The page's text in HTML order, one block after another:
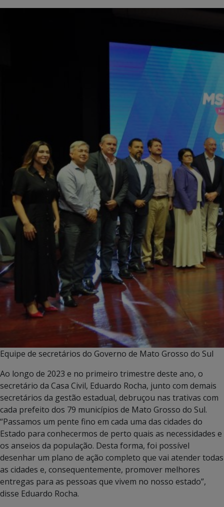
Equipe de secretários do Governo de Mato Grosso do Sul
Ao longo de 2023 e no primeiro trimestre deste ano, o
secretário da Casa Civil, Eduardo Rocha, junto com demais
secretários da gestão estadual, debruçou nas trativas com
cada prefeito dos 79 municípios de Mato Grosso do Sul.
“Passamos um pente fino em cada uma das cidades do
Estado para conhecermos de perto quais as necessidades e
os anseios da população. Desta forma, foi possível
desenhar um plano de ação completo que vai atender todas
as cidades e, consequentemente, promover melhores
entregas para as pessoas que vivem no nosso estado”,
disse Eduardo Rocha.